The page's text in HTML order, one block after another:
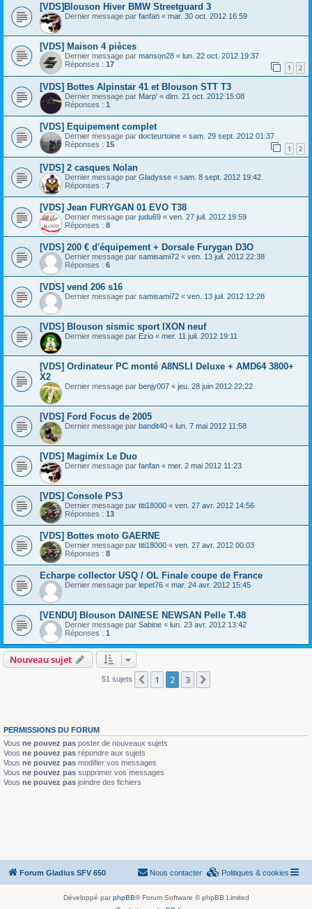
[VDS]Blouson Hiver BMW Streetguard 3
Dernier message par fanfan « mar. 30 oct. 2012 16:59
[VDS] Maison 4 pièces
Dernier message par manson28 « lun. 22 oct. 2012 19:37
Réponses : 17 1 2
[VDS] Bottes Alpinstar 41 et Blouson STT T3
Dernier message par Marp' « dim. 21 oct. 2012 15:08
Réponses : 1
[VDS] Equipement complet
Dernier message par docteurtoine « sam. 29 sept. 2012 01:37
Réponses : 15 1 2
[VDS] 2 casques Nolan
Dernier message par Gladysse « sam. 8 sept. 2012 19:42
Réponses : 7
[VDS] Jean FURYGAN 01 EVO T38
Dernier message par judu69 « ven. 27 juil. 2012 19:59
Réponses : 8
[VDS] 200 € d'équipement + Dorsale Furygan D3O
Dernier message par samisami72 « ven. 13 juil. 2012 22:38
Réponses : 6
[VDS] vend 206 s16
Dernier message par samisami72 « ven. 13 juil. 2012 12:28
[VDS] Blouson sismic sport IXON neuf
Dernier message par Ezio « mer. 11 juil. 2012 19:11
[VDS] Ordinateur PC monté A8NSLI Deluxe + AMD64 3800+
X2
Dernier message par benjy007 « jeu. 28 juin 2012 22:22
[VDS] Ford Focus de 2005
Dernier message par bandit40 « lun. 7 mai 2012 11:58
[VDS] Magimix Le Duo
Dernier message par fanfan « mer. 2 mai 2012 11:23
[VDS] Console PS3
Dernier message par titi18000 « ven. 27 avr. 2012 14:56
Réponses : 13
[VDS] Bottes moto GAERNE
Dernier message par titi18000 « ven. 27 avr. 2012 00:03
Réponses : 8
Echarpe collector USQ / OL Finale coupe de France
Dernier message par lepet76 « mar. 24 avr. 2012 15:45
[VENDU] Blouson DAINESE NEWSAN Pelle T.48
Dernier message par Sabine « lun. 23 avr. 2012 13:42
Réponses : 1
Nouveau sujet
51 sujets Précédente
1 2 3
PERMISSIONS DU FORUM
Vous ne pouvez pas poster de nouveaux sujets
Vous ne pouvez pas répondre aux sujets
Vous ne pouvez pas modifier vos messages
Vous ne pouvez pas supprimer vos messages
Vous ne pouvez pas joindre des fichiers
Forum Gladius SFV 650 Politiques & cookies
Nous contacter
Développé par phpBB® Forum Software © phpBB Limited